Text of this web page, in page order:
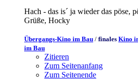
Hach - das is´ ja wieder das pöse,
Grüße, Hocky
Übergangs-Kino im Bau / finales Kino
im Bau
Zitieren
Zum Seitenanfang
Zum Seitenende